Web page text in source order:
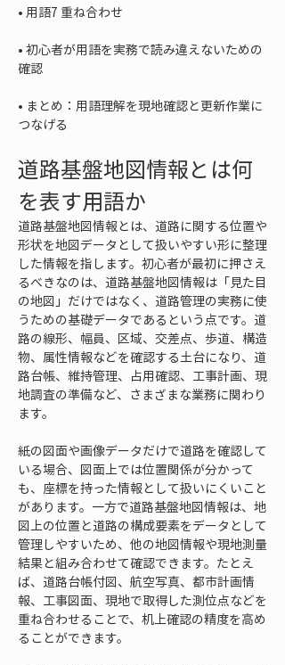
•
• 初心者が用語を実務で読み違えないための
• まとめ：用語理解を現地確認と更新作業に
つなげる
道路基盤地図情報とは何
を表す用語か
道路基盤地図情報とは、道路に関する位置や
形状を地図データとして扱いやすい形に整理
した情報を指します。初心者が最初に押さえ
るべきなのは、道路基盤地図情報は「見た目
の地図」だけではなく、道路管理の実務に使
うための基礎データであるという点です。道
路の線形、幅員、区域、交差点、歩道、構造
物、属性情報などを確認する土台になり、道
路台帳、維持管理、占用確認、工事計画、現
地調査の準備など、さまざまな業務に関わり
ます。
紙の図面や画像データだけで道路を確認して
いる場合、図面上では位置関係が分かって
も、座標を持った情報として扱いにくいこと
があります。一方で道路基盤地図情報は、地
図上の位置と道路の構成要素をデータとして
管理しやすいため、他の地図情報や現地測量
結果と組み合わせて確認できます。たとえ
ば、道路台帳付図、航空写真、都市計画情
報、工事図面、現地で取得した測位点などを
重ね合わせることで、机上確認の精度を高め
ることができます。